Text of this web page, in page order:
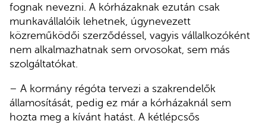
fognak nevezni. A kórházaknak ezután csak
munkavállalóik lehetnek, úgynevezett
közreműködői szerződéssel, vagyis vállalkozóként
nem alkalmazhatnak sem orvosokat, sem más
szolgáltatókat.
– A kormány régóta tervezi a szakrendelők
államosítását, pedig ez már a kórházaknál sem
hozta meg a kívánt hatást. A kétlépcsős